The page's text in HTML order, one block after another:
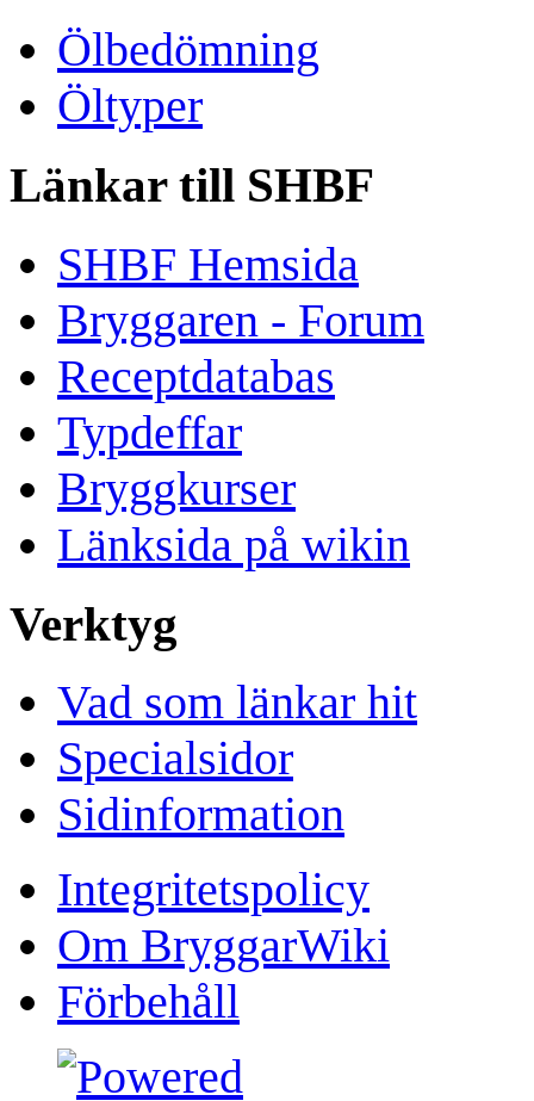
Ölbedömning
Öltyper
Länkar till SHBF
SHBF Hemsida
Bryggaren - Forum
Receptdatabas
Typdeffar
Bryggkurser
Länksida på wikin
Verktyg
Vad som länkar hit
Specialsidor
Sidinformation
Integritetspolicy
Om BryggarWiki
Förbehåll